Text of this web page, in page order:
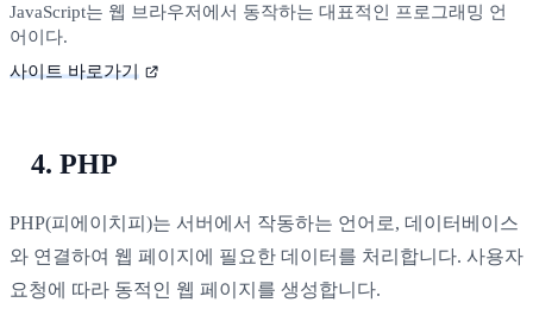
JavaScript는 웹 브라우저에서 동작하는 대표적인 프로그래밍 언
어이다.
사이트 바로가기
4. PHP
PHP(피에이치피)는 서버에서 작동하는 언어로, 데이터베이스
와 연결하여 웹 페이지에 필요한 데이터를 처리합니다. 사용자
요청에 따라 동적인 웹 페이지를 생성합니다.